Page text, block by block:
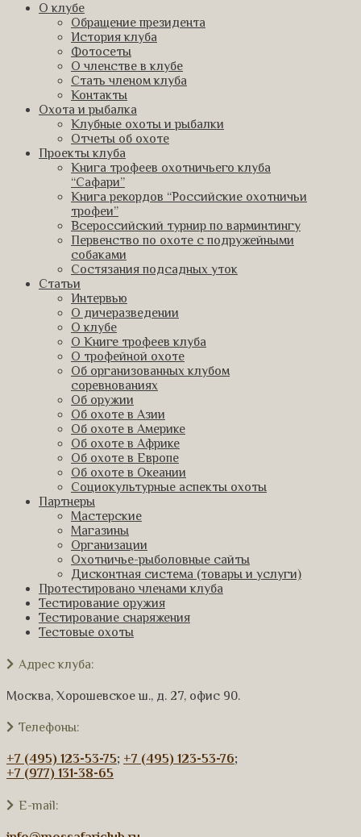
О клубе
Обращение президента
История клуба
Фотосеты
О членстве в клубе
Стать членом клуба
Контакты
Охота и рыбалка
Клубные охоты и рыбалки
Отчеты об охоте
Проекты клуба
Книга трофеев охотничьего клуба
“Сафари”
Книга рекордов “Российские охотничьи
трофеи”
Всероссийский турнир по варминтингу
Первенство по охоте с подружейными
собаками
Состязания подсадных уток
Статьи
Интервью
О дичеразведении
О клубе
О Книге трофеев клуба
О трофейной охоте
Об организованных клубом
соревнованиях
Об оружии
Об охоте в Азии
Об охоте в Америке
Об охоте в Африке
Об охоте в Европе
Об охоте в Океании
Социокультурные аспекты охоты
Партнеры
Мастерские
Магазины
Организации
Охотничье-рыболовные сайты
Дисконтная система (товары и услуги)
Протестировано членами клуба
Тестирование оружия
Тестирование снаряжения
Тестовые охоты
Адрес клуба:
Москва, Хорошевское ш., д. 27, офис 90.
Телефоны:
+7 (495) 123-53-75; +7 (495) 123-53-76;
+7 (977) 131-38-65
E-mail: